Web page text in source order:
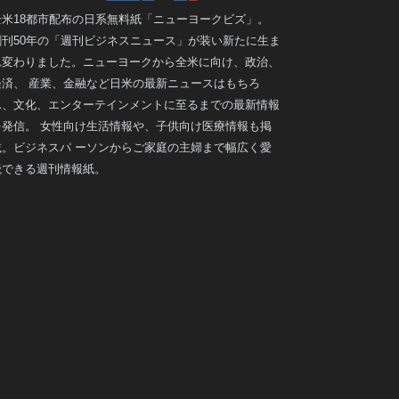
18都市配布の日系無料紙「ニューヨークビズ」。
50年の「週刊ビジネスニュース」が装い新たに生ま
わりました。ニューヨークから全米に向け、政治、
、 産業、金融など日米の最新ニュースはもちろ
文化、エンターテインメントに至るまでの最新情報
信。 女性向け生活情報や、子供向け医療情報も掲
ビジネスパ ーソンからご家庭の主婦まで幅広く愛
きる週刊情報紙。